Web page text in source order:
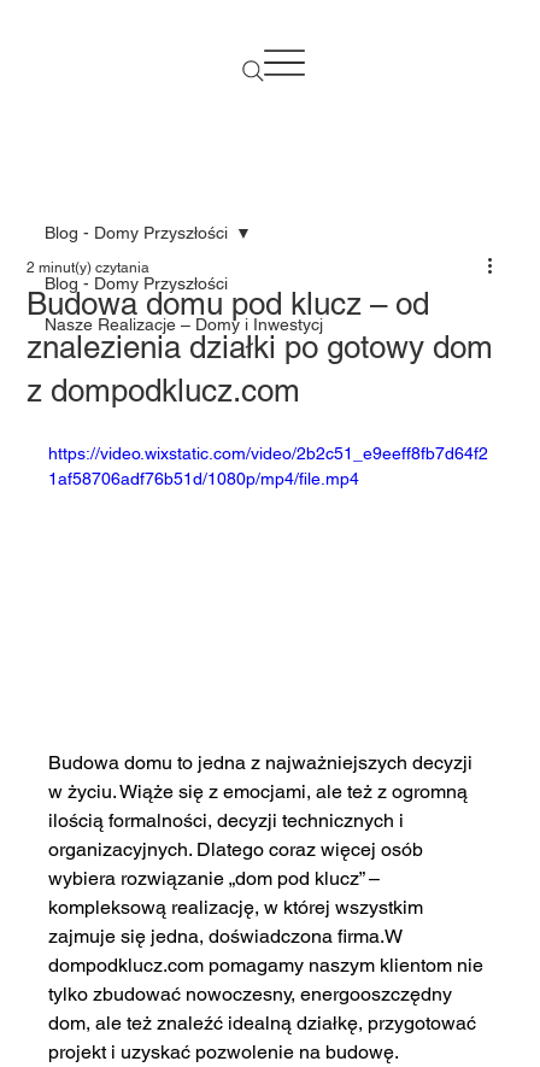
Blog - Domy Przyszłości
Nasze Realizacje – Domy i Inwestycj
Blog - Domy Przyszłości
Budowa domu pod klucz – od
znalezienia działki po gotowy dom
z dompodklucz.com
2 minut(y) czytania
https://video.wixstatic.com/video/2b2c51_e9eeff8fb7d64f2
1af58706adf76b51d/1080p/mp4/file.mp4
Budowa domu to jedna z najważniejszych decyzji
w życiu. Wiąże się z emocjami, ale też z ogromną
ilością formalności, decyzji technicznych i
organizacyjnych. Dlatego coraz więcej osób
wybiera rozwiązanie „dom pod klucz” –
kompleksową realizację, w której wszystkim
zajmuje się jedna, doświadczona firma.W
dompodklucz.com pomagamy naszym klientom nie
tylko zbudować nowoczesny, energooszczędny
dom, ale też znaleźć idealną działkę, przygotować
projekt i uzyskać pozwolenie na budowę.